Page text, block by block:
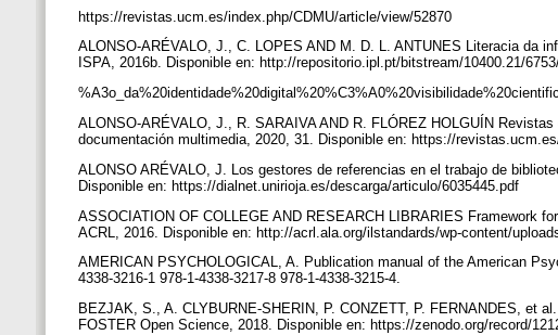
https://revistas.ucm.es/index.php/CDMU/article/view/52870
ALONSO-ARÉVALO, J., C. LOPES AND M. D. L. ANTUNES Literacia da
ISPA, 2016b. Disponible en: http://repositorio.ipl.pt/bitstream/10400.21/
ALONSO-ARÉVALO, J., R. SARAIVA AND R. FLÓREZ HOLGUÍN
documentación multimedia, 2020, 31. Disponible en: https://
ALONSO ARÉVALO, J. Los gestores de referencias en el trabajo de
Disponible en: https://dialnet.unirioja.es/descarga/articulo/6035445.pdf
ASSOCIATION OF COLLEGE AND RESEARCH LIBRARIES Framework
ACRL, 2016. Disponible en: http://acrl.ala.org/ilstandards/wp-content/
AMERICAN PSYCHOLOGICAL, A. Publication manual of the American
4338-3216-1 978-1-4338-3217-8 978-1-4338-3215-4.
BEZJAK, S., A. CLYBURNE-SHERIN, P. CONZETT, P. FERNANDES, et
FOSTER Open Science, 2018. Disponible en: https://zenodo.org/record/